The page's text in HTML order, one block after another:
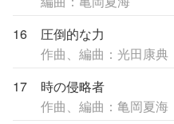
16
圧倒的な力
作曲、編曲：光田康典
17
時の侵略者
作曲、編曲：亀岡夏海